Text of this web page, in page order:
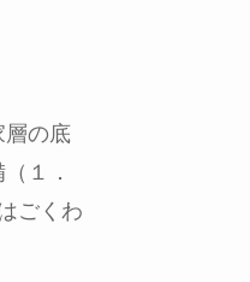
層の底
１．
ごくわ